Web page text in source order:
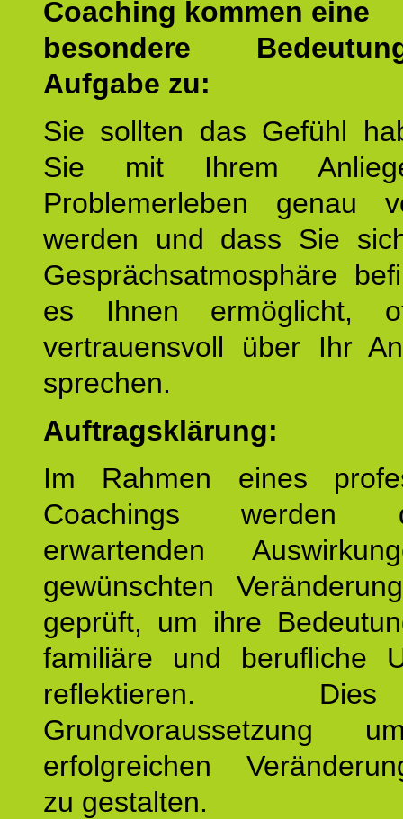
Coaching kommen eine
besondere
Aufgabe zu:
Sie sollten das Gefühl
Sie mit Ihrem
Problemerleben genau
werden und dass Sie
Gesprächsatmosphäre
es Ihnen ermöglicht,
vertrauensvoll über Ihr
sprechen.
Auftragsklärung:
Im Rahmen eines
Coachings
erwartenden
gewünschten
geprüft, um ihre
familiäre und berufliche
reflektieren.
Grundvoraussetzung
erfolgreichen
zu gestalten.